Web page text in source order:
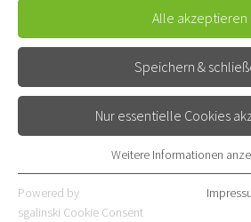
69126 Heidelberg
06221 396-1301
Leitung
Alle akzeptieren
Speichern &
Nur essentielle Cookies
Essentielle Cookies werden für
Webseite benötigt. Dadurch ist
Weitere Informationen
Powered by
sgalinski Cookie Consent